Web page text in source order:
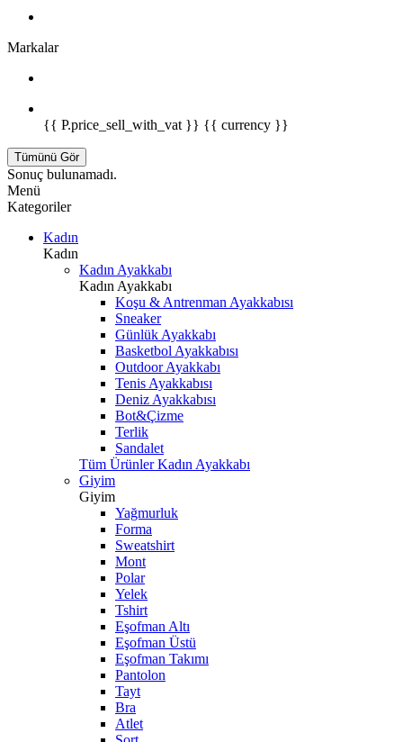
Markalar
{{ P.price_sell_with_vat }} {{ currency }}
Tümünü Gör
Sonuç bulunamadı.
Menü
Kategoriler
Kadın
Kadın
Kadın Ayakkabı
Kadın Ayakkabı
Koşu & Antrenman Ayakkabısı
Sneaker
Günlük Ayakkabı
Basketbol Ayakkabısı
Outdoor Ayakkabı
Tenis Ayakkabısı
Deniz Ayakkabısı
Bot&Çizme
Terlik
Sandalet
Tüm Ürünler Kadın Ayakkabı
Giyim
Giyim
Yağmurluk
Forma
Sweatshirt
Mont
Polar
Yelek
Tshirt
Eşofman Altı
Eşofman Üstü
Eşofman Takımı
Pantolon
Tayt
Bra
Atlet